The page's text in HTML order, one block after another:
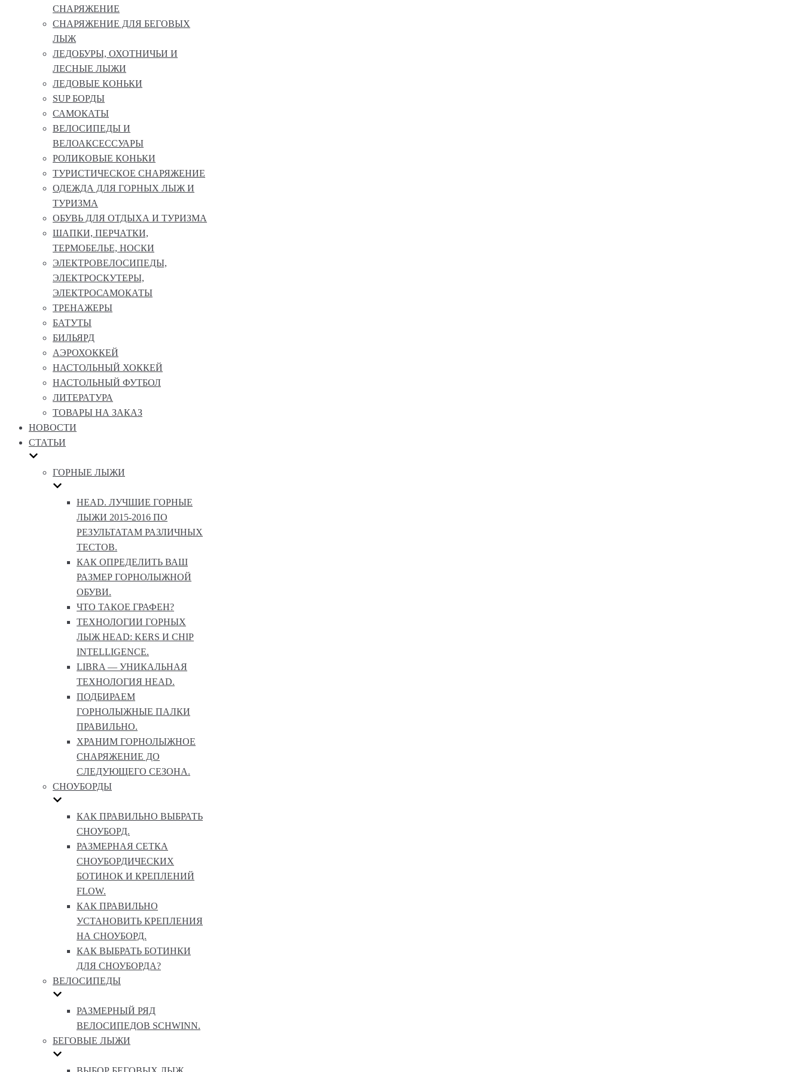
СНАРЯЖЕНИЕ
СНАРЯЖЕНИЕ ДЛЯ БЕГОВЫХ
ЛЫЖ
ЛЕДОБУРЫ, ОХОТНИЧЬИ И
ЛЕСНЫЕ ЛЫЖИ
ЛЕДОВЫЕ КОНЬКИ
SUP БОРДЫ
САМОКАТЫ
ВЕЛОСИПЕДЫ И
ВЕЛОАКСЕССУАРЫ
РОЛИКОВЫЕ КОНЬКИ
ТУРИСТИЧЕСКОЕ СНАРЯЖЕНИЕ
ОДЕЖДА ДЛЯ ГОРНЫХ ЛЫЖ И
ТУРИЗМА
ОБУВЬ ДЛЯ ОТДЫХА И ТУРИЗМА
ШАПКИ, ПЕРЧАТКИ,
ТЕРМОБЕЛЬЕ, НОСКИ
ЭЛЕКТРОВЕЛОСИПЕДЫ,
ЭЛЕКТРОСКУТЕРЫ,
ЭЛЕКТРОСАМОКАТЫ
ТРЕНАЖЕРЫ
БАТУТЫ
БИЛЬЯРД
АЭРОХОККЕЙ
НАСТОЛЬНЫЙ ХОККЕЙ
НАСТОЛЬНЫЙ ФУТБОЛ
ЛИТЕРАТУРА
ТОВАРЫ НА ЗАКАЗ
НОВОСТИ
СТАТЬИ
ГОРНЫЕ ЛЫЖИ
HEAD. ЛУЧШИЕ ГОРНЫЕ
ЛЫЖИ 2015-2016 ПО
РЕЗУЛЬТАТАМ РАЗЛИЧНЫХ
ТЕСТОВ.
КАК ОПРЕДЕЛИТЬ ВАШ
РАЗМЕР ГОРНОЛЫЖНОЙ
ОБУВИ.
ЧТО ТАКОЕ ГРАФЕН?
ТЕХНОЛОГИИ ГОРНЫХ
ЛЫЖ HEAD: KERS И CHIP
INTELLIGENCE.
LIBRA — УНИКАЛЬНАЯ
ТЕХНОЛОГИЯ HEAD.
ПОДБИРАЕМ
ГОРНОЛЫЖНЫЕ ПАЛКИ
ПРАВИЛЬНО.
ХРАНИМ ГОРНОЛЫЖНОЕ
СНАРЯЖЕНИЕ ДО
СЛЕДУЮЩЕГО СЕЗОНА.
СНОУБОРДЫ
КАК ПРАВИЛЬНО ВЫБРАТЬ
СНОУБОРД.
РАЗМЕРНАЯ СЕТКА
СНОУБОРДИЧЕСКИХ
БОТИНОК И КРЕПЛЕНИЙ
FLOW.
КАК ПРАВИЛЬНО
УСТАНОВИТЬ КРЕПЛЕНИЯ
НА СНОУБОРД.
КАК ВЫБРАТЬ БОТИНКИ
ДЛЯ СНОУБОРДА?
ВЕЛОСИПЕДЫ
РАЗМЕРНЫЙ РЯД
ВЕЛОСИПЕДОВ SCHWINN.
БЕГОВЫЕ ЛЫЖИ